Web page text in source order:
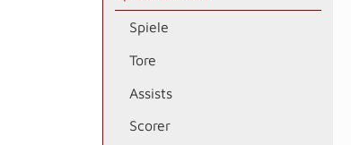
Spiele
Tore
Assists
Scorer